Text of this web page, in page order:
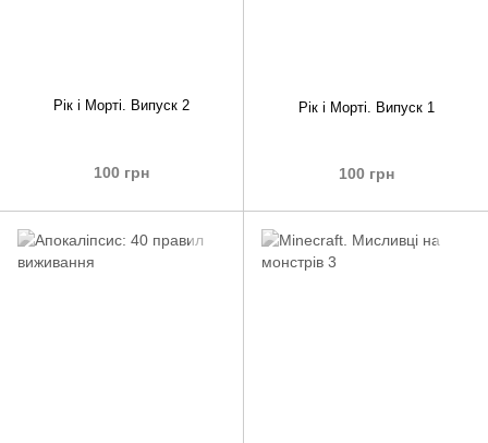
Рік і Морті. Випуск 2
100 грн
Рік і Морті. Випуск 1
100 грн